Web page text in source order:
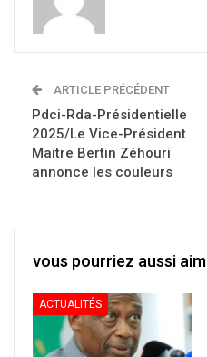
ARTICLE PRÉCÉDENT
Pdci-Rda-Présidentielle
2025/Le Vice-Président
Maitre Bertin Zéhouri
annonce les couleurs
vous pourriez aussi
ACTUALITÉS